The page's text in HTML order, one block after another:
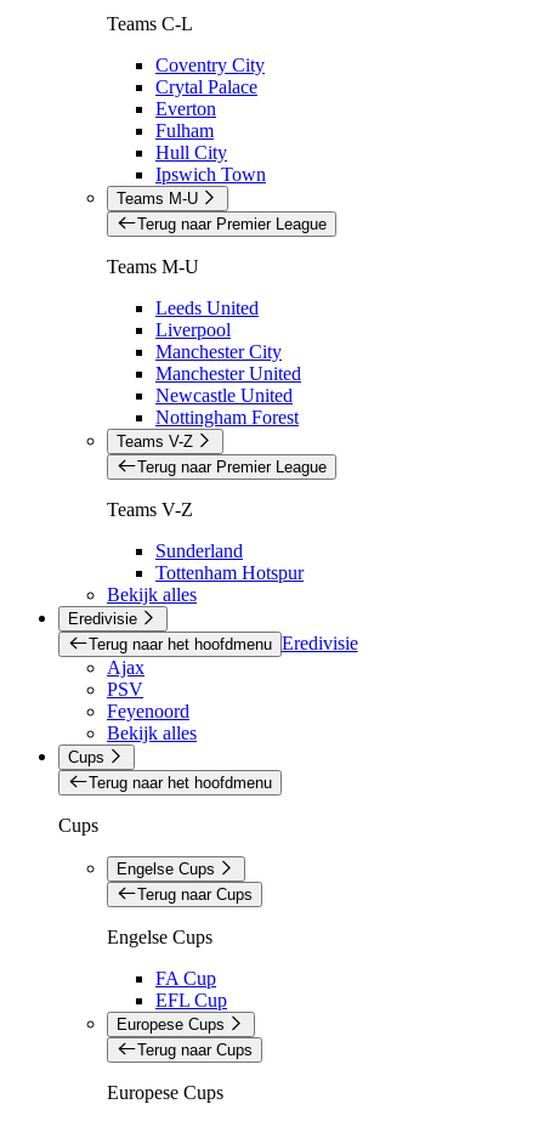
Teams C-L
Coventry City
Crytal Palace
Everton
Fulham
Hull City
Ipswich Town
Teams M-U
Terug naar Premier League
Teams M-U
Leeds United
Liverpool
Manchester City
Manchester United
Newcastle United
Nottingham Forest
Teams V-Z
Terug naar Premier League
Teams V-Z
Sunderland
Tottenham Hotspur
Bekijk alles
Eredivisie
Terug naar het hoofdmenu Eredivisie
Ajax
PSV
Feyenoord
Bekijk alles
Cups
Terug naar het hoofdmenu
Cups
Engelse Cups
Terug naar Cups
Engelse Cups
FA Cup
EFL Cup
Europese Cups
Terug naar Cups
Europese Cups